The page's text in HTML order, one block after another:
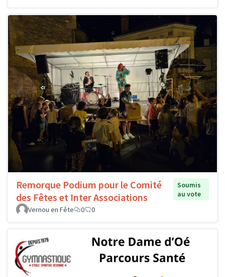
Remorque Podium pour le Comité
des Fêtes et Inter Associations
Soumis
au vote
Vernou en Fête
0 0